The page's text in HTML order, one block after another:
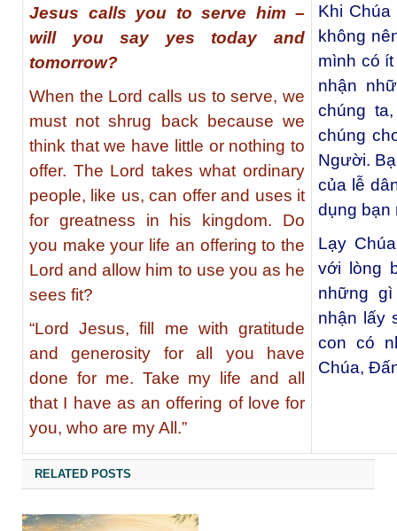
Jesus calls you to serve him –
will you say yes today and
tomorrow?
When the Lord calls us to serve, we
must not shrug back because we
think that we have little or nothing to
offer. The Lord takes what ordinary
people, like us, can offer and uses it
for greatness in his kingdom. Do
you make your life an offering to the
Lord and allow him to use you as he
sees fit?
“Lord Jesus, fill me with gratitude
and generosity for all you have
done for me. Take my life and all
that I have as an offering of love for
you, who are my All.”
Khi
không
mình có
nhận
chúng
chúng
Người.
của lễ
dụng bạn
Lạy
với lòng
những
nhận lấy
con có
Chúa,
RELATED POSTS